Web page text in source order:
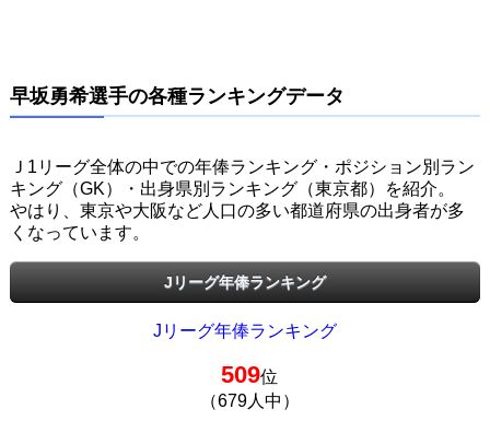
早坂勇希選手の各種ランキングデータ
Ｊ1リーグ全体の中での年俸ランキング・ポジション別ラン
キング（GK）・出身県別ランキング（東京都）を紹介。
やはり、東京や大阪など人口の多い都道府県の出身者が多
くなっています。
Jリーグ年俸ランキング
Jリーグ年俸ランキング
509位
（679人中）